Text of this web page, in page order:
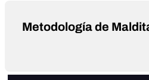
Metodología de